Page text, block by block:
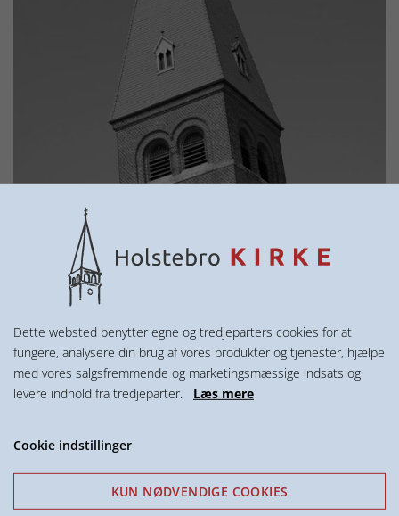
SE KALENDER FOR
AKTIVITETER OG GUDSTJENESTER
Dette websted benytter egne og tredjeparters cookies for at
fungere, analysere din brug af vores produkter og tjenester, hjælpe
med vores salgsfremmende og marketingsmæssige indsats og
levere indhold fra tredjeparter. Læs mere
Cookie indstillinger
KUN NØDVENDIGE COOKIES